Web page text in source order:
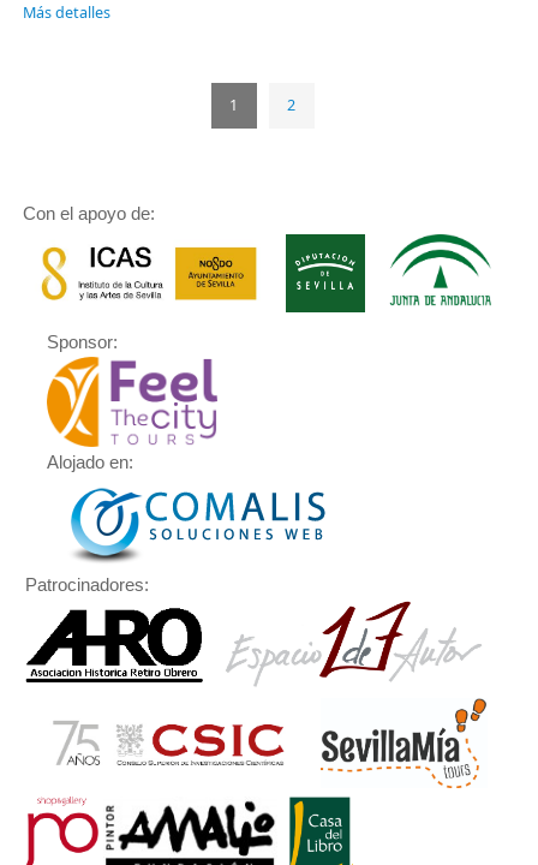
Más detalles
1 2
Con el apoyo de:
Sponsor:
Alojado en:
Patrocinadores: